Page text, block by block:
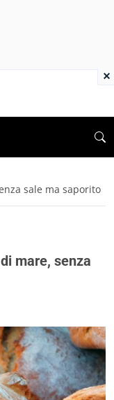
sale ma saporito
mare, senza
×